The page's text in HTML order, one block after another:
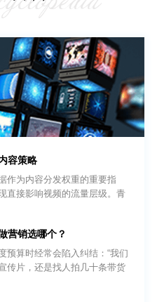
容策略
作为内容分发权重的重要指
直接影响视频的流量层级。青
需将互动设计纳入创作流程，
营销选哪个？
预算时经常会陷入纠结：“我们
传片，还是找人拍几十条带货
先得把基础概念理清。很多外